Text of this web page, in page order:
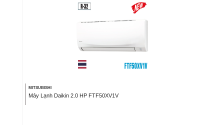
MITSUBISHI
Máy Lạnh Daikin 2.0 HP FTF50XV1V